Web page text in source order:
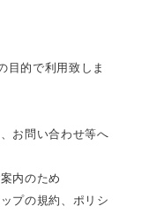
目的で利用致しま
お問い合わせ等へ
内のため
プの規約、ポリシ